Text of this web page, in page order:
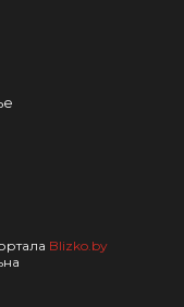
Blizko.by